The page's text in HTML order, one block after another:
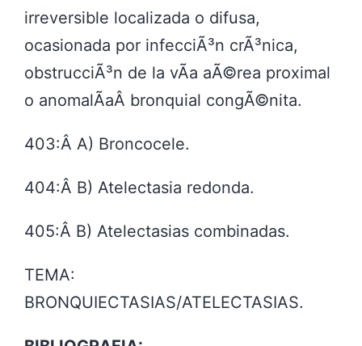
irreversible localizada o difusa,
ocasionada por infecciÃ³n crÃ³nica,
obstrucciÃ³n de la vÃ­a aÃ©rea proximal
o anomalÃ­aÂ bronquial congÃ©nita.
403:Â A) Broncocele.
404:Â B) Atelectasia redonda.
405:Â B) Atelectasias combinadas.
TEMA:
BRONQUIECTASIAS/ATELECTASIAS.